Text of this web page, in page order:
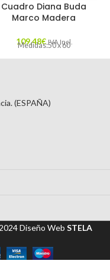
Cuadro Diana Buda
Marco Madera
109,48€ IVA Incl.
Medidas:50 x 60
(ESPAÑA)
2024Diseño Web STELA